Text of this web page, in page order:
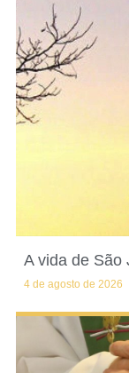
A vida de São
4 de agosto de 2026